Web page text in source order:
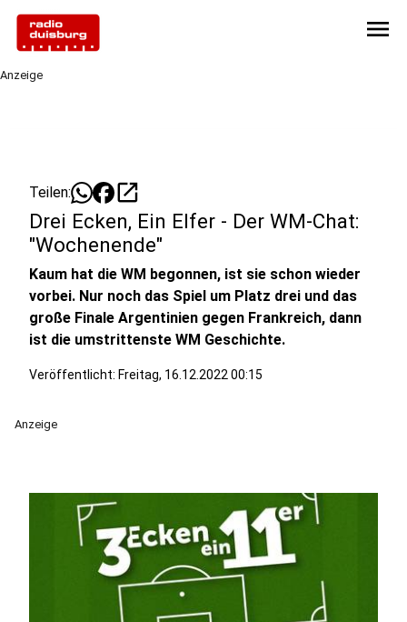
menu
Anzeige
Teilen: open_in_new
Drei Ecken, Ein Elfer - Der WM-Chat:
"Wochenende"
Kaum hat die WM begonnen, ist sie schon wieder
vorbei. Nur noch das Spiel um Platz drei und das
große Finale Argentinien gegen Frankreich, dann
ist die umstrittenste WM Geschichte.
Veröffentlicht: Freitag, 16.12.2022 00:15
Anzeige